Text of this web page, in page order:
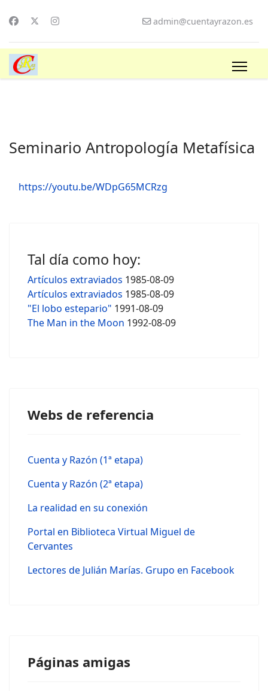
admin@cuentayrazon.es
Seminario Antropología Metafísica
https://youtu.be/WDpG65MCRzg
Tal día como hoy:
Artículos extraviados 1985-08-09
Artículos extraviados 1985-08-09
"El lobo estepario" 1991-08-09
The Man in the Moon 1992-08-09
Webs de referencia
Cuenta y Razón (1ª etapa)
Cuenta y Razón (2ª etapa)
La realidad en su conexión
Portal en Biblioteca Virtual Miguel de
Cervantes
Lectores de Julián Marías. Grupo en Facebook
Páginas amigas